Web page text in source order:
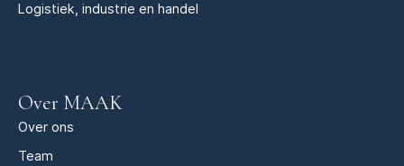
Logistiek, industrie en handel
Over MAAK
Over ons
Team